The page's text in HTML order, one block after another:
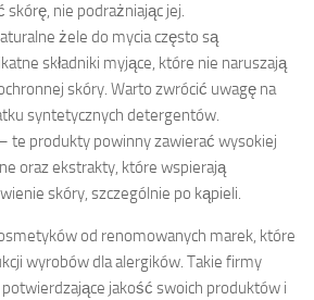
skórę, nie podrażniając jej.
żele do mycia często są
składniki myjące, które nie naruszają
skóry. Warto zwrócić uwagę na
syntetycznych detergentów.
– te produkty powinny zawierać wysokiej
oraz ekstrakty, które wspierają
skóry, szczególnie po kąpieli.
od renomowanych marek, które
wyrobów dla alergików. Takie firmy
jakość swoich produktów i